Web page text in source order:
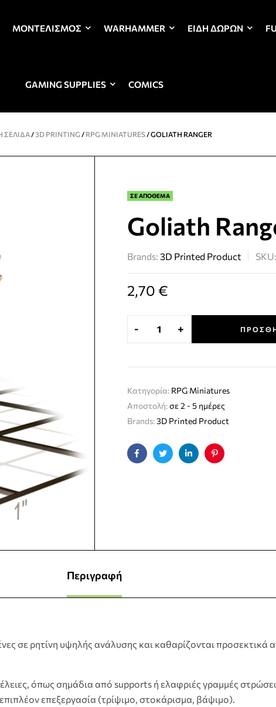
ΜΟΝΤΕΛΙΣΜΌΣ WARHAMMER ΕΊΔΗ ΔΏΡΩΝ
GAMING SUPPLIES COMICS
ΣΕΛΊΔΑ/3D PRINTING / RPG MINIATURES/ GOLIATH RANGER
ΣΕ ΑΠΟΘΕΜΑ
Goliath
Brands: 3D Printed Product SKU:
2,70 €
- +
Κατηγορία: RPG Miniatures
Αποστολή:σε 2 - 5 ημέρες
Brands:3D Printed Product
FacebookTwitterLinkedinPinterest
Περιγραφή
σε ρητίνη υψηλής ανάλυσης και καθαρίζονται προσεκτικά
όπως σημάδια από supports ή ελαφριές γραμμές
επεξεργασία (τρίψιμο, στοκάρισμα, βάψιμο).